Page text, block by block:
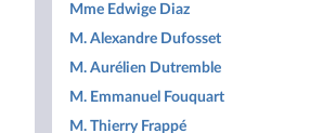
Mme Edwige Diaz
M. Alexandre Dufosset
M. Aurélien Dutremble
M. Emmanuel Fouquart
M. Thierry Frappé